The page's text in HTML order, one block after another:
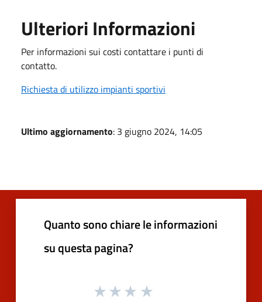
Ulteriori Informazioni
Per informazioni sui costi contattare i punti di
contatto.
Richiesta di utilizzo impianti sportivi
Ultimo aggiornamento: 3 giugno 2024, 14:05
Quanto sono chiare le informazioni
su questa pagina?